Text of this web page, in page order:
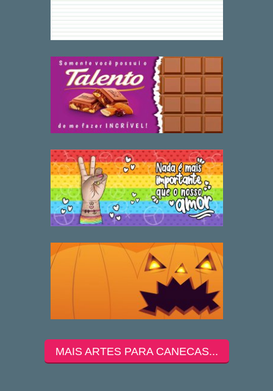
MAIS ARTES PARA CANECAS...